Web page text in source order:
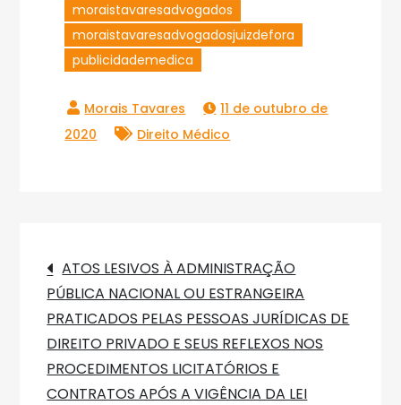
moraistavaresadvogados
moraistavaresadvogadosjuizdefora
publicidademedica
11 de outubro de
2020
Direito Médico
Navegação
de
Post
ATOS LESIVOS À ADMINISTRAÇÃO
PÚBLICA NACIONAL OU ESTRANGEIRA
PRATICADOS PELAS PESSOAS JURÍDICAS DE
DIREITO PRIVADO E SEUS REFLEXOS NOS
PROCEDIMENTOS LICITATÓRIOS E
CONTRATOS APÓS A VIGÊNCIA DA LEI